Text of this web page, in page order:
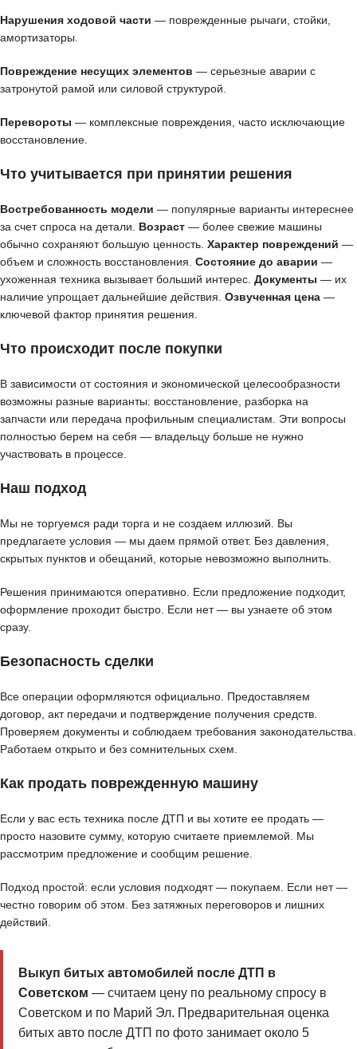
Нарушения ходовой части — поврежденные рычаги, стойки,
амортизаторы.
Повреждение несущих элементов — серьезные аварии с
затронутой рамой или силовой структурой.
Перевороты — комплексные повреждения, часто исключающие
восстановление.
Что учитывается при принятии решения
Востребованность модели — популярные варианты интереснее
за счет спроса на детали. Возраст — более свежие машины
обычно сохраняют большую ценность. Характер повреждений —
объем и сложность восстановления. Состояние до аварии —
ухоженная техника вызывает больший интерес. Документы — их
наличие упрощает дальнейшие действия. Озвученная цена —
ключевой фактор принятия решения.
Что происходит после покупки
В зависимости от состояния и экономической целесообразности
возможны разные варианты: восстановление, разборка на
запчасти или передача профильным специалистам. Эти вопросы
полностью берем на себя — владельцу больше не нужно
участвовать в процессе.
Наш подход
Мы не торгуемся ради торга и не создаем иллюзий. Вы
предлагаете условия — мы даем прямой ответ. Без давления,
скрытых пунктов и обещаний, которые невозможно выполнить.
Решения принимаются оперативно. Если предложение подходит,
оформление проходит быстро. Если нет — вы узнаете об этом
сразу.
Безопасность сделки
Все операции оформляются официально. Предоставляем
договор, акт передачи и подтверждение получения средств.
Проверяем документы и соблюдаем требования законодательства.
Работаем открыто и без сомнительных схем.
Как продать поврежденную машину
Если у вас есть техника после ДТП и вы хотите ее продать —
просто назовите сумму, которую считаете приемлемой. Мы
рассмотрим предложение и сообщим решение.
Подход простой: если условия подходят — покупаем. Если нет —
честно говорим об этом. Без затяжных переговоров и лишних
действий.
Выкуп битых автомобилей после ДТП в
Советском — считаем цену по реальному спросу в
Советском и по Марий Эл. Предварительная оценка
битых авто после ДТП по фото занимает около 5